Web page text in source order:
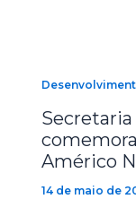
Américo
14 de maio de